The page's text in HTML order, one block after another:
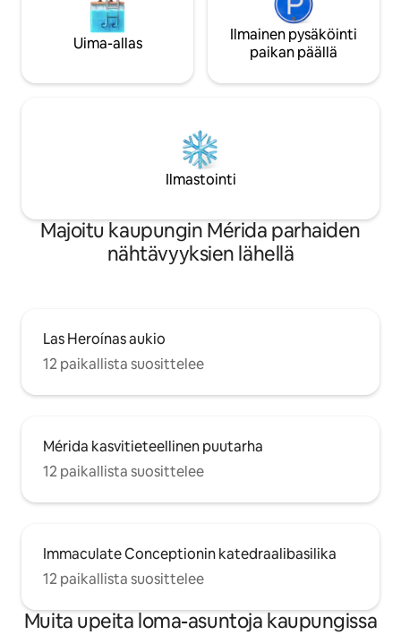
Uima-allas
Ilmainen pysäköinti
paikan päällä
Ilmastointi
Majoitu kaupungin Mérida parhaiden
nähtävyyksien lähellä
Las Heroínas aukio
12 paikallista suosittelee
Mérida kasvitieteellinen puutarha
12 paikallista suosittelee
Immaculate Conceptionin katedraalibasilika
12 paikallista suosittelee
Muita upeita loma-asuntoja kaupungissa